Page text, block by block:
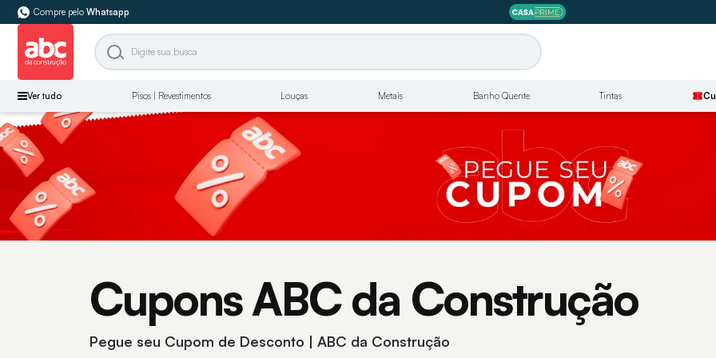
Compre pelo Whatsapp
Ver tudo Pisos | Revestimentos Louças Metais Banho Quente Tintas confirmation_number
Cupons ABC da Construção
Pegue seu Cupom de Desconto | ABC da Construção